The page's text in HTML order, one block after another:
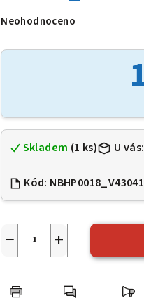
Průměrné
produktu
je
Neohodnoceno
Skladem (1 ks) U vás:
Kód: NBHP0018_V43041
+
−